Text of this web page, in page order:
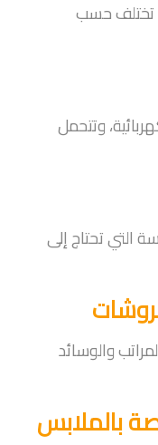
تختلف حسب
وتتحمل
التي تحتاج إلى
والوسائد
بالملابس